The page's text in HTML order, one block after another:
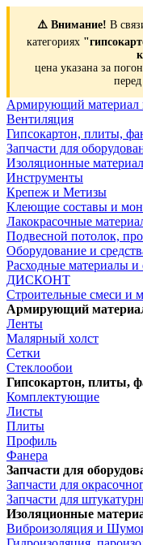
⚠️ Внимание! В
категориях
цена указана за
Армирующий материал
Вентиляция
Гипсокартон, плиты,
Запчасти для
Изоляционные
Инструменты
Крепеж и Метизы
Клеющие составы и
Лакокрасочные
Подвесной потолок,
Оборудование и
Расходные материалы и
ДИСКОНТ
Строительные смеси и
Армирующий
Ленты
Малярный холст
Сетки
Стеклообои
Гипсокартон, плиты,
Комплектующие
Листы
Плиты
Профиль
Фанера
Запчасти для
Запчасти для
Запчасти для
Изоляционные
Виброизоляция и